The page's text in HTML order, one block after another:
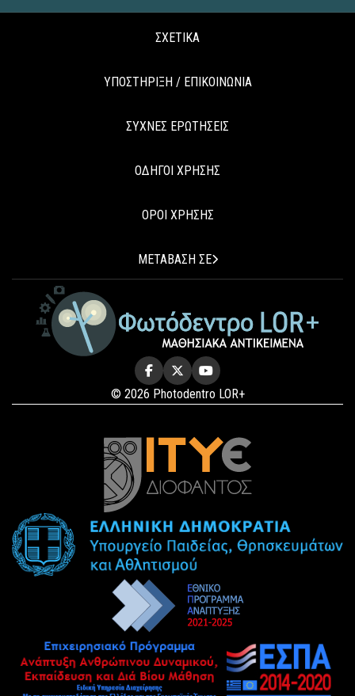
ΣΧΕΤΙΚΑ
ΥΠΟΣΤΗΡΙΞΗ / ΕΠΙΚΟΙΝΩΝΙΑ
ΣΥΧΝΕΣ ΕΡΩΤΗΣΕΙΣ
ΟΔΗΓΟΙ ΧΡΗΣΗΣ
ΟΡΟΙ ΧΡΗΣΗΣ
ΜΕΤΑΒΑΣΗ ΣΕ
© 2026 Photodentro LOR+